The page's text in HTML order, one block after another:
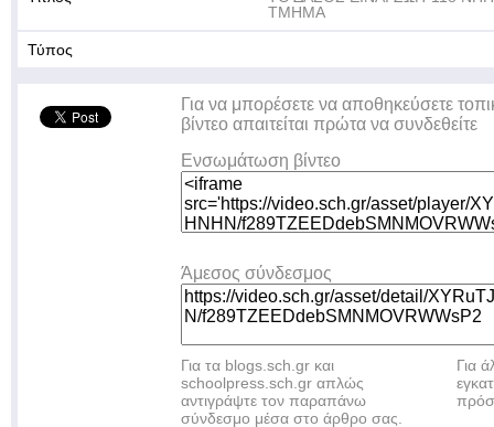
ΤΜΗΜΑ
Τύπος
Για να μπορέσετε να αποθηκεύσετε
βίντεο απαιτείται πρώτα να συνδεθείτε
Ενσωμάτωση βίντεο
Άμεσος σύνδεσμος
Για τα blogs.sch.gr και
schoolpress.sch.gr απλώς
αντιγράψτε τον παραπάνω
σύνδεσμο μέσα στο άρθρο σας.
Για